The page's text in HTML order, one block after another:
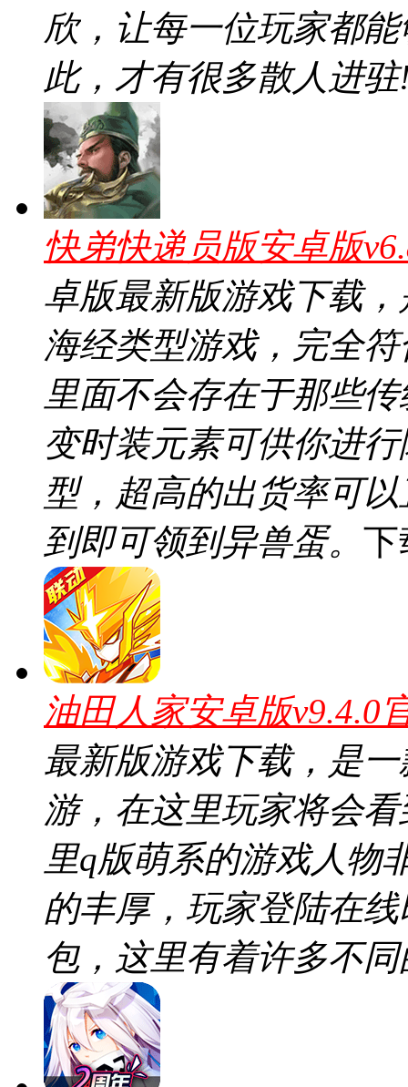
欣，让每一位玩家都
此，才有很多散人进
快弟快递员版安卓版
卓版最新版游戏下载
海经类型游戏，完全
里面不会存在于那些
变时装元素可供你进
型，超高的出货率可
到即可领到异兽蛋。 下
油田人家安卓版v9.4.0
最新版游戏下载，是
游，在这里玩家将会
里q版萌系的游戏人物
的丰厚，玩家登陆在
包，这里有着许多不